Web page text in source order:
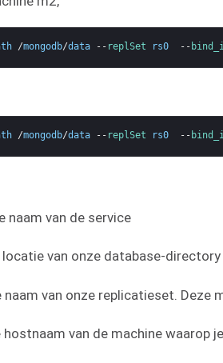
/mongodb/data -- replSet rs0 --
/mongodb/data -- replSet rs0 --
naam van de service
locatie van onze database-directory
naam van onze replicatieset.
hostnaam van de machine waarop